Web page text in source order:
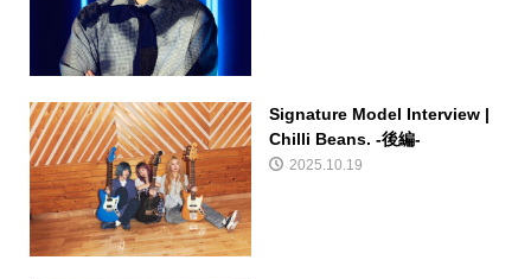
Signature Model Interview |
Chilli Beans. -後編-
2025.10.19